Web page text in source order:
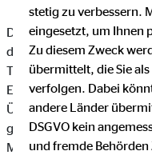
Die Verarbeitung
des Namens, der
Telefonnummer einer
Einklang mit der
Übereinstimmung mit den
geltenden
Mittels dieser
stetig zu verbessern.
eingesetzt, um Ihnen
Zu diesem Zweck
übermittelt, die Sie
verfolgen. Dabei
andere Länder
DSGVO kein
und fremde